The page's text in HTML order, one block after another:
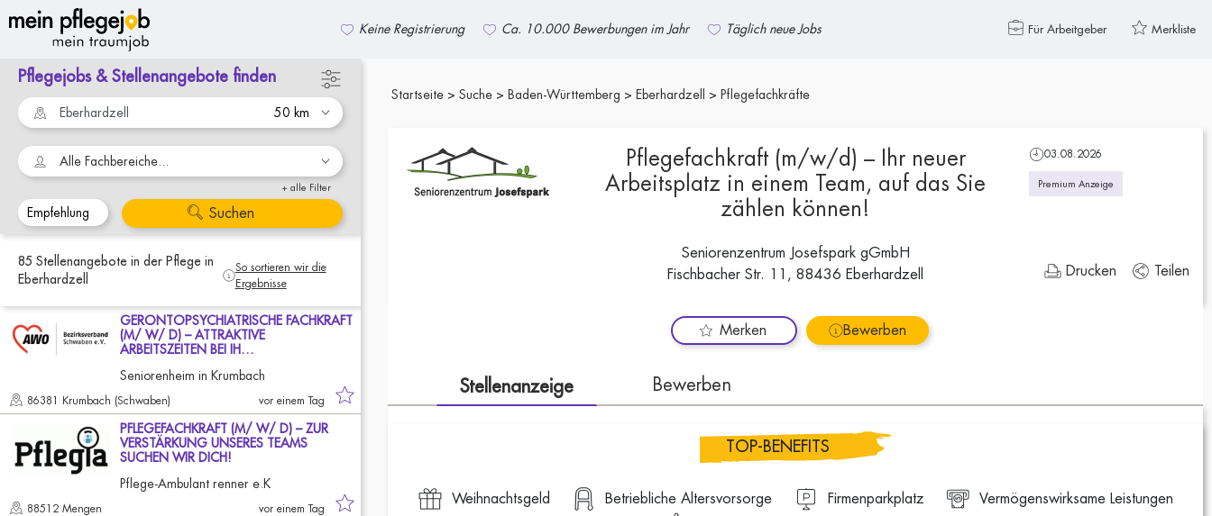
Keine Registrierung Ca. 10.000 Bewerbungen im Jahr Täglich neue Jobs Für Arbeitgeber Merkliste
zurück zur Suche
Pflegejobs & Stellenangebote finden
Alle Fachbereiche...
+ alle Filter
Suchen
85 Stellenangebote in der Pflege in
Eberhardzell
So sortieren wir die
Ergebnisse
GERONTOPSYCHIATRISCHE FACHKRAFT
(M/ W/ D) – ATTRAKTIVE
ARBEITSZEITEN BEI IH…
Seniorenheim in Krumbach
86381 Krumbach (Schwaben) vor einem Tag
PFLEGEFACHKRAFT (M/ W/ D) – ZUR
VERSTÄRKUNG UNSERES TEAMS
SUCHEN WIR DICH!
Pflege-Ambulant renner e.K
88512 Mengen vor einem Tag
Startseite Suche Baden-Württemberg Eberhardzell Pflegefachkräfte
Pflegefachkraft (m/w/d) – Ihr neuer
Arbeitsplatz in einem Team, auf das Sie
zählen können!
Seniorenzentrum Josefspark gGmbH
Fischbacher Str. 11, 88436 Eberhardzell
03.08.2026
Premium Anzeige
Drucken Teilen
Merken Bewerben
Stellenanzeige Bewerben
TOP-BENEFITS
Weihnachtsgeld Betriebliche Altersvorsorge Firmenparkplatz
Vermögenswirksame Leistungen